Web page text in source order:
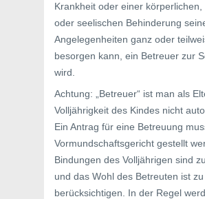
Krankheit oder einer körperlichen,
oder seelischen Behinderung
Angelegenheiten ganz oder
besorgen kann, ein Betreuer zur
wird.
Achtung: „Betreuer“ ist man als
Volljährigkeit des Kindes nicht
Ein Antrag für eine Betreuung
Vormundschaftsgericht gestellt
Bindungen des Volljährigen sind
und das Wohl des Betreuten ist zu
berücksichtigen. In der Regel